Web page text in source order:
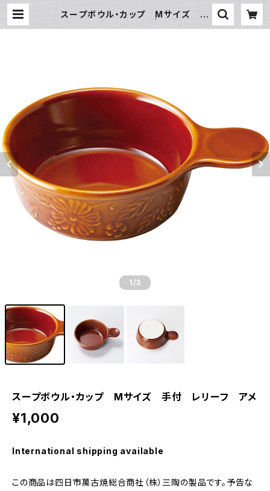
スープボウル・カップ Mサイズ 手
1 /3
スープボウル・カップ Mサイズ 手付 レリーフ アメ
¥1,000
International shipping available
この商品は四日市萬古焼総合商社（株）三陶の製品です。予告な